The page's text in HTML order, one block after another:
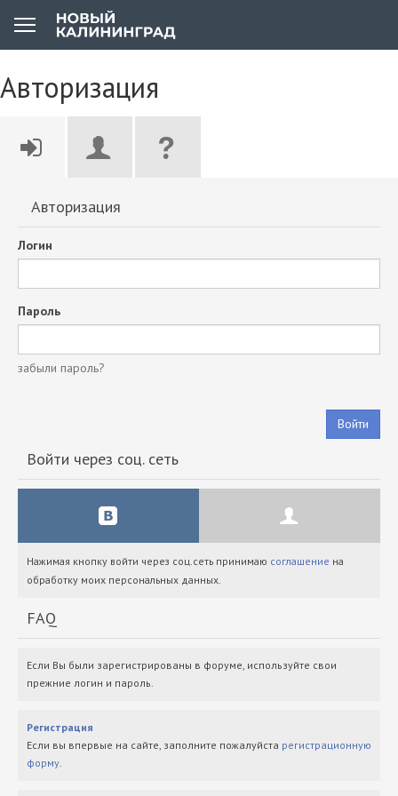
Авторизация
Авторизация
Логин
Пароль
забыли пароль?
Войти
Войти через соц. сеть
Нажимая кнопку войти через соц.сеть принимаю соглашение на
обработку моих персональных данных.
FAQ
Если Вы были зарегистрированы в форуме, используйте свои
прежние логин и пароль.
Регистрация
Если вы впервые на сайте, заполните пожалуйста регистрационную
форму.